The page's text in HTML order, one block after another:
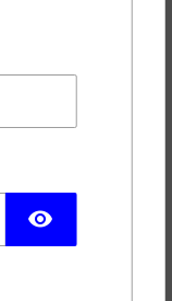
visibility